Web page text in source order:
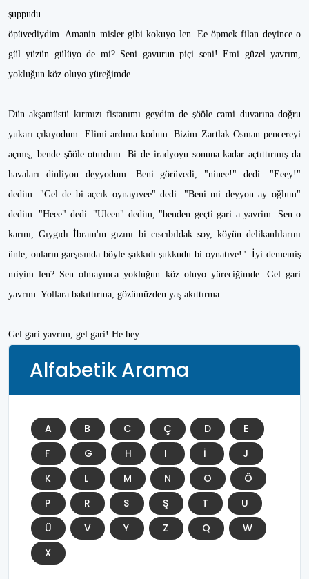
şuppudu
öpüvediydim. Amanin misler gibi kokuyo len. Ee öpmek filan deyince o
gül yüzün gülüyo de mi? Seni gavurun piçi seni! Emi güzel yavrım,
yokluğun köz oluyo yüreğimde.
Dün akşamüstü kırmızı fistanımı geydim de şööle cami duvarına doğru
yukarı çıkıyodum. Elimi ardıma kodum. Bizim Zartlak Osman pencereyi
açmış, bende şööle oturdum. Bi de iradyoyu sonuna kadar açtıttırmış da
havaları dinliyon deyyodum. Beni görüvedi, "ninee!" dedi. "Eeey!"
dedim. "Gel de bi açcık oynayıvee" dedi. "Beni mi deyyon ay oğlum"
dedim. "Heee" dedi. "Uleen" dedim, "benden geçti gari a yavrim. Sen o
karını, Gıygıdı İbram'ın gızını bi cıscıbıldak soy, köyün delikanlılarını
ünle, onların garşısında böyle şakkıdı şukkudu bi oynatıve!". İyi dememiş
miyim len? Sen olmayınca yokluğun köz oluyo yüreciğimde. Gel gari
yavrım. Yollara bakıttırma, gözümüzden yaş akıttırma.
Gel gari yavrım, gel gari! He hey.
Alfabetik Arama
A B C Ç D
E
F
G H I İ
J
K
L M N O
Ö
P
R S Ş T
U
Ü
V Y Z Q
W
X